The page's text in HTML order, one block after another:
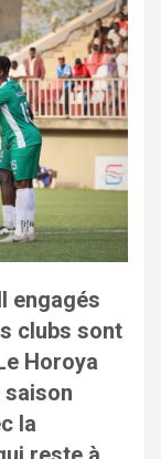
engagés
clubs sont
Horoya
saison
la